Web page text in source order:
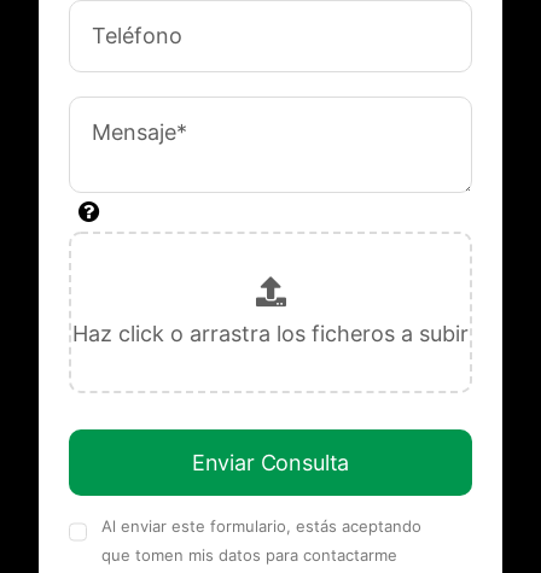
Enviar Consulta
Al enviar este formulario, estás aceptando
que tomen mis datos para contactarme